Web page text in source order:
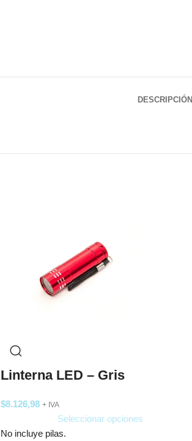
DESCRIPCIÓN
Linterna LED – Gris
$8.126,98 + IVA
Seleccionar opciones
No incluye pilas.